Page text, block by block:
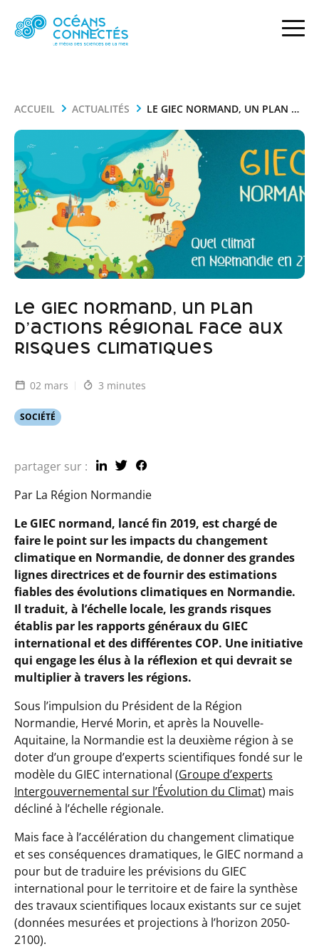
ACCUEIL ACTUALITÉS LE GIEC NORMAND, UN PLAN D’ACTIONS RÉGIONAL FACE AUX RISQUES CLIMATIQUES
Le GIEC normand, un plan
d’actions régional face aux
risques climatiques
02 mars 3 minutes
SOCIÉTÉ
partager sur :
Par La Région Normandie
Le GIEC normand, lancé fin 2019, est chargé de
faire le point sur les impacts du changement
climatique en Normandie, de donner des grandes
lignes directrices et de fournir des estimations
fiables des évolutions climatiques en Normandie.
Il traduit, à l’échelle locale, les grands risques
établis par les rapports généraux du GIEC
international et des différentes COP. Une initiative
qui engage les élus à la réflexion et qui devrait se
multiplier à travers les régions.
Sous l’impulsion du Président de la Région
Normandie, Hervé Morin, et après la Nouvelle-
Aquitaine, la Normandie est la deuxième région à se
doter d’un groupe d’experts scientifiques fondé sur le
modèle du GIEC international (Groupe d’experts
Intergouvernemental sur l’Évolution du Climat) mais
décliné à l’échelle régionale.
Mais face à l’accélération du changement climatique
et ses conséquences dramatiques, le GIEC normand a
pour but de traduire les prévisions du GIEC
international pour le territoire et de faire la synthèse
des travaux scientifiques locaux existants sur ce sujet
(données mesurées et projections à l’horizon 2050-
2100).